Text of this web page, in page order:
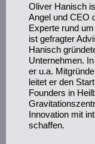
Oliver Hanisch
Angel und CEO
Experte rund
ist gefragter
Hanisch
Unternehmen.
er u.a.
leitet er den
Founders in
Innovation mit
schaffen.